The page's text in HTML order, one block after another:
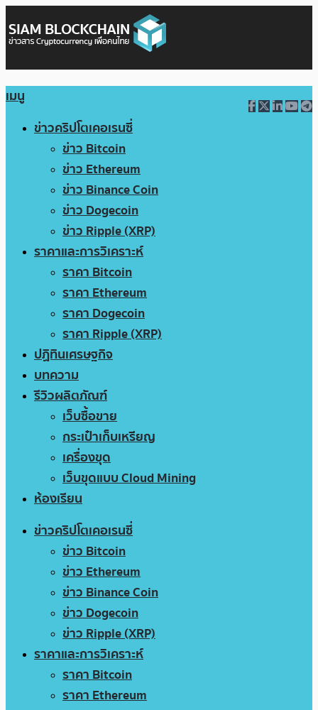
เมนู
ข่าวคริปโตเคอเรนซี่
ข่าว Bitcoin
ข่าว Ethereum
ข่าว Binance Coin
ข่าว Dogecoin
ข่าว Ripple (XRP)
ราคาและการวิเคราะห์
ราคา Bitcoin
ราคา Ethereum
ราคา Dogecoin
ราคา Ripple (XRP)
ปฏิทินเศรษฐกิจ
บทความ
รีวิวผลิตภัณฑ์
เว็บซื้อขาย
กระเป๋าเก็บเหรียญ
เครื่องขุด
เว็บขุดแบบ Cloud Mining
ห้องเรียน
ข่าวคริปโตเคอเรนซี่
ข่าว Bitcoin
ข่าว Ethereum
ข่าว Binance Coin
ข่าว Dogecoin
ข่าว Ripple (XRP)
ราคาและการวิเคราะห์
ราคา Bitcoin
ราคา Ethereum